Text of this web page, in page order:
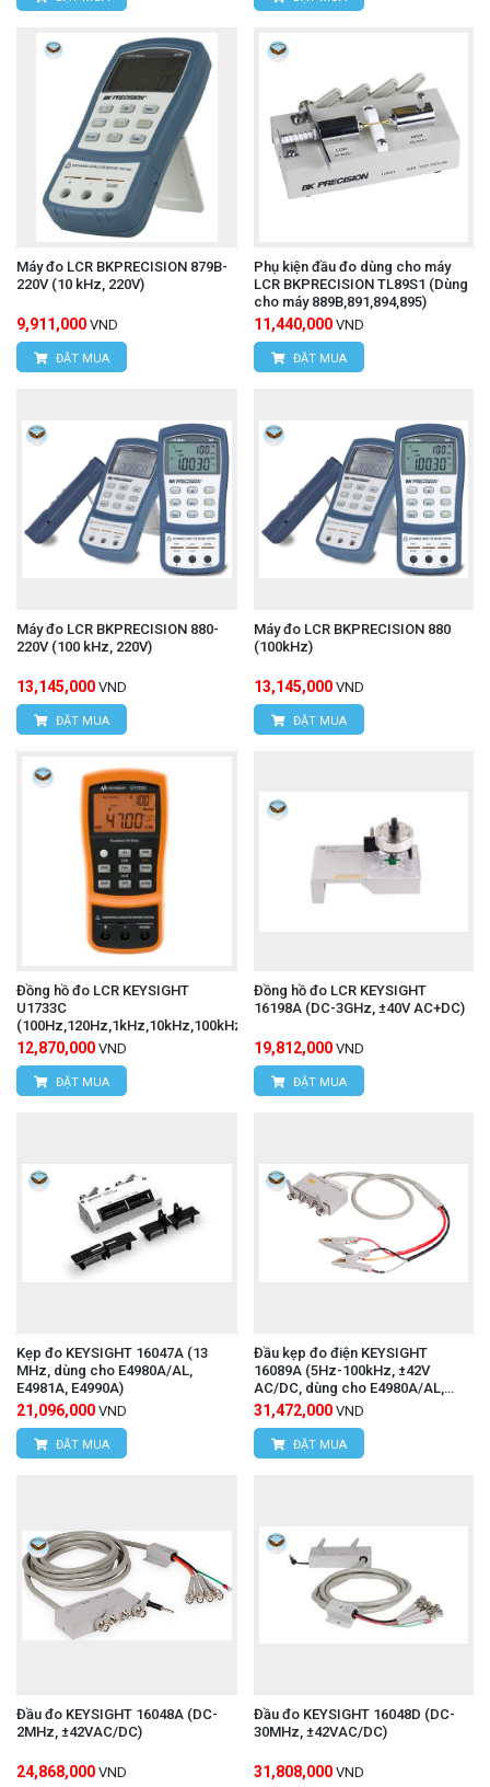
Máy đo LCR BKPRECISION 879B-
220V (10 kHz, 220V)
9,911,000 VND
ĐẶT MUA
Phụ kiện đầu đo dùng cho máy
LCR BKPRECISION TL89S1 (Dùng
cho máy 889B,891,894,895)
11,440,000 VND
ĐẶT MUA
Máy đo LCR BKPRECISION 880-
220V (100 kHz, 220V)
13,145,000 VND
ĐẶT MUA
Máy đo LCR BKPRECISION 880
(100kHz)
13,145,000 VND
ĐẶT MUA
Đồng hồ đo LCR KEYSIGHT
U1733C
(100Hz,120Hz,1kHz,10kHz,100kHz)
12,870,000 VND
ĐẶT MUA
Đồng hồ đo LCR KEYSIGHT
16198A (DC-3GHz, ±40V AC+DC)
19,812,000 VND
ĐẶT MUA
Kẹp đo KEYSIGHT 16047A (13
MHz, dùng cho E4980A/AL,
E4981A, E4990A)
21,096,000 VND
ĐẶT MUA
Đầu kẹp đo điện KEYSIGHT
16089A (5Hz-100kHz, ±42V
AC/DC, dùng cho E4980A/AL,
E4981A, E4990A)
31,472,000 VND
ĐẶT MUA
Đầu đo KEYSIGHT 16048A (DC-
2MHz, ±42VAC/DC)
24,868,000 VND
Đầu đo KEYSIGHT 16048D (DC-
30MHz, ±42VAC/DC)
31,808,000 VND